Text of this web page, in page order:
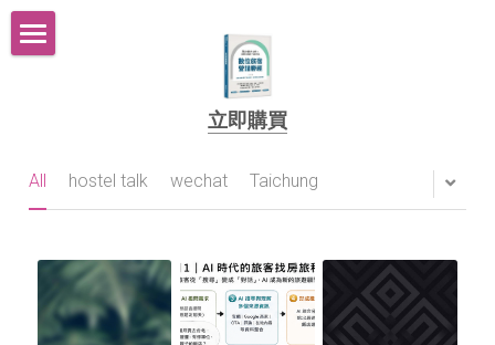
立即購買
團隊組合 Team
找白石 Contact Us
白石訂房
All hostel talk wechat Taichung